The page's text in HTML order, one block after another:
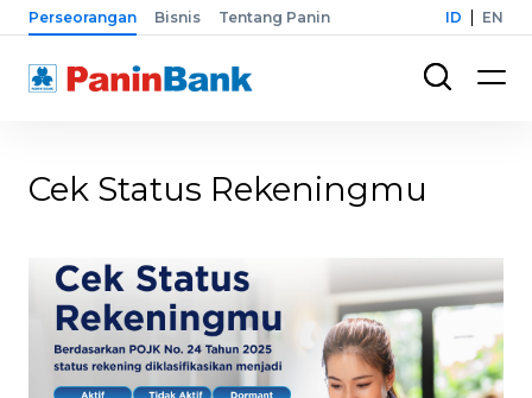
Perseorangan Bisnis Tentang Panin ID EN
Cek Status Rekeningmu